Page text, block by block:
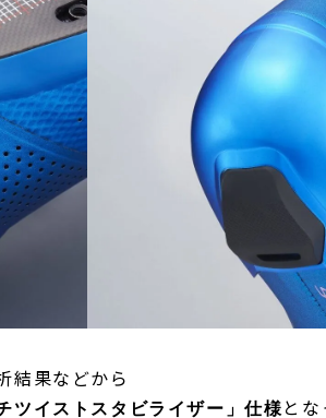
結果などから
ツイストスタビライザー」仕様と